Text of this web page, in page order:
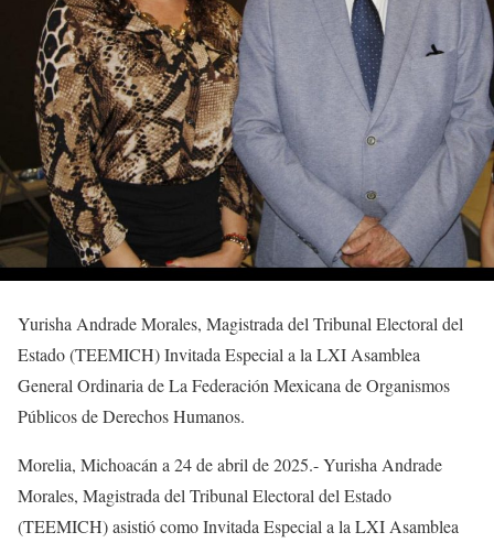
Yurisha Andrade Morales, Magistrada del Tribunal Electoral del
Estado (TEEMICH) Invitada Especial a la LXI Asamblea
General Ordinaria de La Federación Mexicana de Organismos
Públicos de Derechos Humanos.
Morelia, Michoacán a 24 de abril de 2025.- Yurisha Andrade
Morales, Magistrada del Tribunal Electoral del Estado
(TEEMICH) asistió como Invitada Especial a la LXI Asamblea